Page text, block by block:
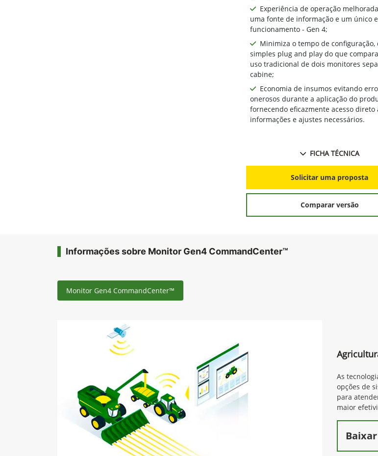
Experiência de operação
uma fonte de informação e um único
funcionamento - Gen 4;
Minimiza o tempo de configuração,
simples plug and play do que
uso tradicional de dois monitores
cabine;
Economia de insumos evitando
onerosos durante a aplicação do
fornecendo eficazmente acesso direto
informações e ajustes necessários.
FICHA TÉCNICA
Solicitar uma proposta
Comparar versão
Informações sobre Monitor Gen4 CommandCenter™
Monitor Gen4 CommandCenter™
As
opções de
para
maior